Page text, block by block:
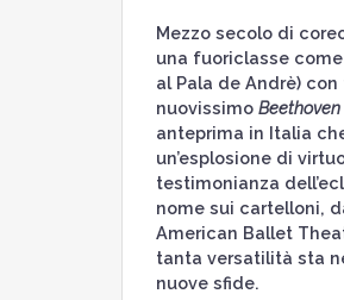
Mezzo secolo di
una fuoriclasse
al Pala de Andrè)
nuovissimo Beethoven
anteprima in Italia
un’esplosione di
testimonianza
nome sui cartelloni,
American Ballet
tanta versatilità sta
nuove sfide.